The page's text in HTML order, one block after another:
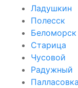
Ладушкин
Полесск
Беломорск
Старица
Чусовой
Радужный
Палласовка